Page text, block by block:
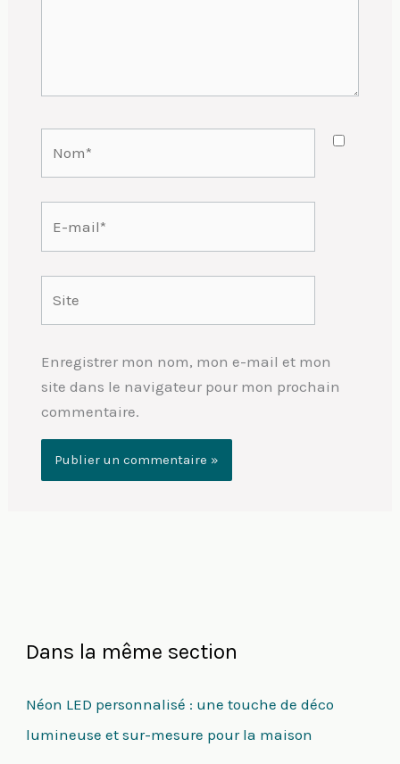
Enregistrer mon nom, mon e-mail et mon
site dans le navigateur pour mon prochain
commentaire.
Dans la même section
Néon LED personnalisé : une touche de déco
lumineuse et sur-mesure pour la maison